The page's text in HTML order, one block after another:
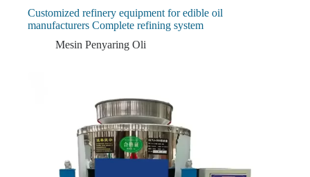
Customized refinery equipment for edible oil
manufacturers Complete refining system
Mesin Penyaring Oli